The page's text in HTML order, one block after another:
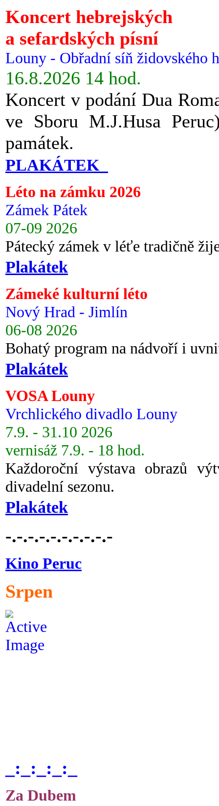
Koncert hebrejských
a sefardských písní
Louny - Obřadní síň židovského
16.8.2026 14 hod.
Koncert v podání Dua
ve Sboru M.J.Husa
památek.
PLAKÁTEK
Léto na zámku 2026
Zámek Pátek
07-09 2026
Pátecký zámek v léťe tradičně
Plakátek
Zámeké kulturní léto
Nový Hrad - Jimlín
06-08 2026
Bohatý program na nádvoří i
Plakátek
VOSA Louny
Vrchlického divadlo Louny
7.9. - 31.10 2026
vernisáž 7.9. - 18 hod.
Každoroční výstava obrazů
divadelní sezonu.
Plakátek
-.-.-.-.-.-.-.-.-.-
Kino Peruc
Srpen
_:_:_:_:_
Za Dubem